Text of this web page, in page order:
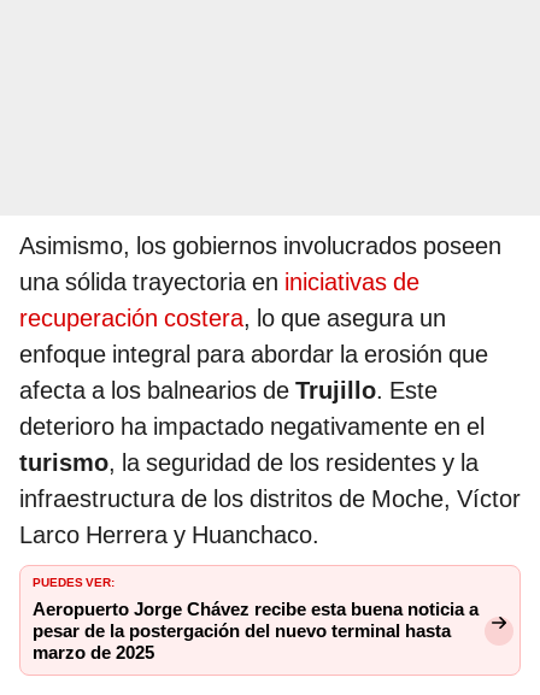
Asimismo, los gobiernos involucrados poseen
una sólida trayectoria en iniciativas de
recuperación costera, lo que asegura un
enfoque integral para abordar la erosión que
afecta a los balnearios de Trujillo. Este
deterioro ha impactado negativamente en el
turismo, la seguridad de los residentes y la
infraestructura de los distritos de Moche, Víctor
Larco Herrera y Huanchaco.
PUEDES VER:
Aeropuerto Jorge Chávez recibe esta buena noticia a
pesar de la postergación del nuevo terminal hasta
marzo de 2025